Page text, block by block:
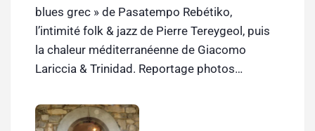
blues grec » de Pasatempo Rebétiko,
l’intimité folk & jazz de Pierre Tereygeol, puis
la chaleur méditerranéenne de Giacomo
Lariccia & Trinidad. Reportage photos…